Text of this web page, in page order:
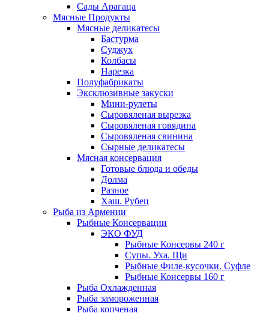
Сады Арагаца
Мясные Продукты
Мясные деликатесы
Бастурма
Суджух
Колбасы
Нарезка
Полуфабрикаты
Эксклюзивные закуски
Мини-рулеты
Сыровяленая вырезка
Сыровяленая говядина
Сыровяленая свинина
Сырные деликатесы
Мясная консервация
Готовые блюда и обеды
Долма
Разное
Хаш. Рубец
Рыба из Армении
Рыбные Консервации
ЭКО ФУД
Рыбные Консервы 240 г
Супы. Уха. Щи
Рыбные Филе-кусочки. Суфле
Рыбные Консервы 160 г
Рыба Охлажденная
Рыба замороженная
Рыба копченая